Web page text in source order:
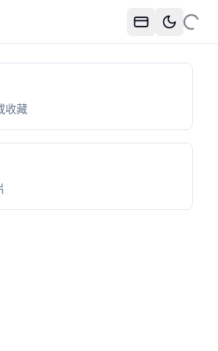
誤，整理成可以長期留在
收藏